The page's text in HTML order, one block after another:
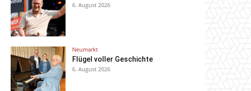
6. August 2026
Neumarkt
Flügel voller Geschichte
6. August 2026